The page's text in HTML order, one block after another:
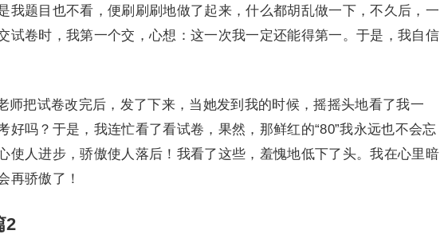
我题目也不看，便刷刷刷地做了起来，什么都胡乱做一下，不久后，一
试卷时，我第一个交，心想：这一次我一定还能得第一。于是，我自信
把试卷改完后，发了下来，当她发到我的时候，摇摇头地看了我一
好吗？于是，我连忙看了看试卷，果然，那鲜红的“80”我永远也不会忘
使人进步，骄傲使人落后！我看了这些，羞愧地低下了头。我在心里暗
再骄傲了！
2